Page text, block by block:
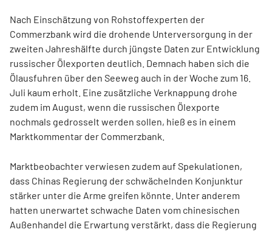
Nach Einschätzung von Rohstoffexperten der
Commerzbank wird die drohende Unterversorgung in der
zweiten Jahreshälfte durch jüngste Daten zur Entwicklung
russischer Ölexporten deutlich. Demnach haben sich die
Ölausfuhren über den Seeweg auch in der Woche zum 16.
Juli kaum erholt. Eine zusätzliche Verknappung drohe
zudem im August, wenn die russischen Ölexporte
nochmals gedrosselt werden sollen, hieß es in einem
Marktkommentar der Commerzbank.
Marktbeobachter verwiesen zudem auf Spekulationen,
dass Chinas Regierung der schwächelnden Konjunktur
stärker unter die Arme greifen könnte. Unter anderem
hatten unerwartet schwache Daten vom chinesischen
Außenhandel die Erwartung verstärkt, dass die Regierung